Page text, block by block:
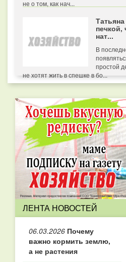
не о том, как нач...
печкой,
нат...
В
простой
не хотят жить в спешке в бо...
ЛЕНТА НОВОСТЕЙ
06.03.2026 Почему
важно кормить землю,
а не растения